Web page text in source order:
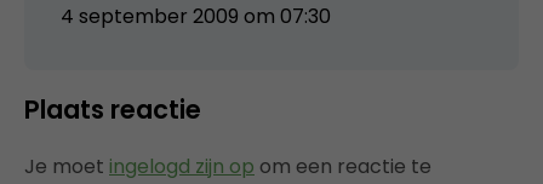
4 september 2009 om 07:30
Plaats reactie
Je moet ingelogd zijn op om een reactie te